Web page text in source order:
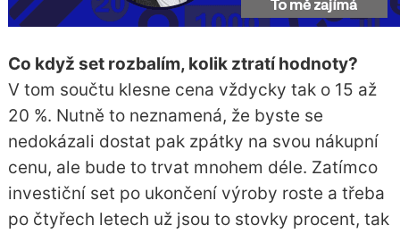
Co když set rozbalím, kolik ztratí hodnoty?
V tom součtu klesne cena vždycky tak o 15 až
20 %. Nutně to neznamená, že byste se
nedokázali dostat pak zpátky na svou nákupní
cenu, ale bude to trvat mnohem déle. Zatímco
investiční set po ukončení výroby roste a třeba
po čtyřech letech už jsou to stovky procent, tak